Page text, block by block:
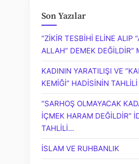
Son Yazılar
“ZİKİR TESBİHİ ELİNE ALIP
ALLAH” DEMEK DEĞİLDİR”
KADININ YARATILIŞI VE
KEMİĞİ” HADİSİNİN TAHLİLİ
“SARHOŞ OLMAYACAK
İÇMEK HARAM DEĞİLDİR”
TAHLİLİ…
İSLAM VE RUHBANLIK